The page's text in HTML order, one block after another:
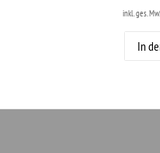
inkl. ges.
In